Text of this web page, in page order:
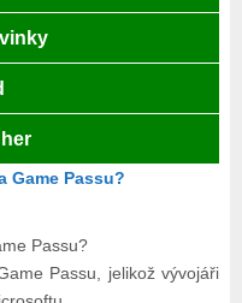
Game Passu?
Passu?
Passu, jelikož vývojáři